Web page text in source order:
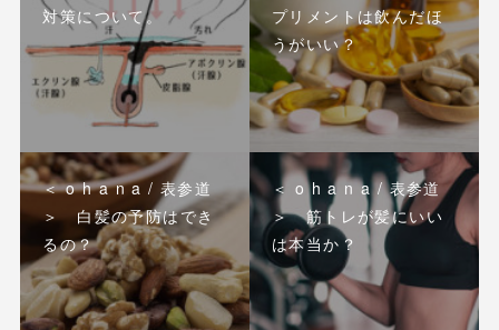
対策について。
プリメントは飲んだほ
うがいい？
＜ o h a n a / 表参道
＞ 白髪の予防はでき
るの？
＜ o h a n a / 表参道
＞ 筋トレが髪にいい
は本当か？